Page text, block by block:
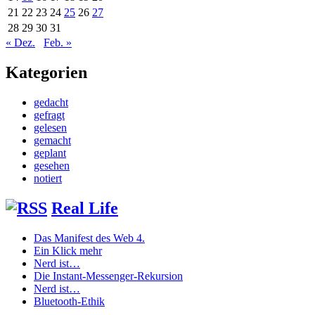
21 22 23 24 25 26 27
28 29 30 31
« Dez.
Feb. »
Kategorien
gedacht
gefragt
gelesen
gemacht
geplant
gesehen
notiert
Real Life
Das Manifest des Web 4.
Ein Klick mehr
Nerd ist…
Die Instant-Messenger-Rekursion
Nerd ist…
Bluetooth-Ethik